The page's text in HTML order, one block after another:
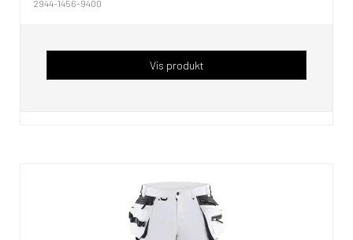
2944-1456-9400
Vis produkt